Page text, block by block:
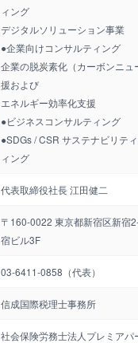
ィング
デジタルソリューション事業
●企業向けコンサルティング
企業の脱炭素化（カーボンニュ
援および
エネルギー効率化支援
●ビジネスコンサルティング
●SDGs / CSR サステナビリテ
ィング
代表取締役社長 江田健二
〒160-0022 東京都新宿区新宿
宿ビル3F
03-6411-0858（代表）
信成国際税理士事務所
社会保険労務士法人プレミアパ